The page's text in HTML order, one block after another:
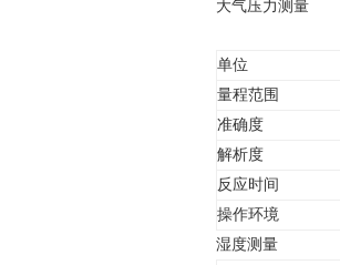
大气压力测量
单位
量程范围
准确度
解析度
反应时间
操作环境
湿度测量